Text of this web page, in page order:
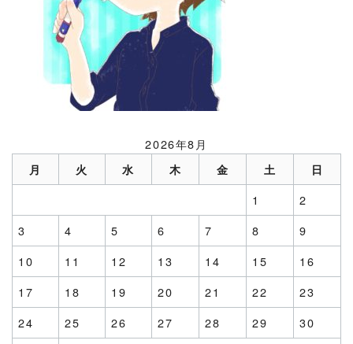
2026年8月
月 火 水 木 金 土 日
1
2
3
4 5 6 7 8
9
10
11 12 13 14 15
16
17
18 19 20 21 22
23
24
25 26 27 28 29
30